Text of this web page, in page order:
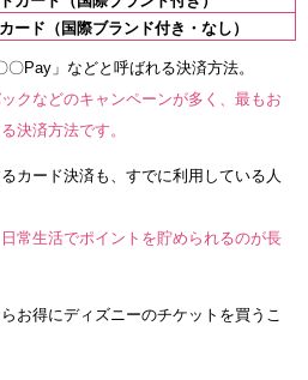
ード（国際ブランド付き・なし）
Pay」などと呼ばれる決済方法。
クなどのキャンペーンが多く、最もお
決済方法です。
カード決済も、すでに利用している人
常生活でポイントを貯められるのが長
お得にディズニーのチケットを買うこ